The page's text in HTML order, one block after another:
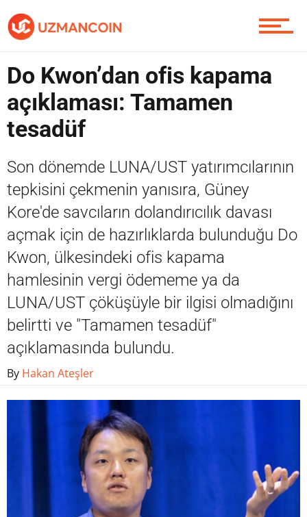
Soru Sor
Contact / İletişim
Do Kwon’dan ofis kapama
açıklaması: Tamamen
tesadüf
Son dönemde LUNA/UST yatırımcılarının
tepkisini çekmenin yanısıra, Güney
Kore'de savcıların dolandırıcılık davası
açmak için de hazırlıklarda bulunduğu Do
Kwon, ülkesindeki ofis kapama
hamlesinin vergi ödememe ya da
LUNA/UST çöküşüyle bir ilgisi olmadığını
belirtti ve "Tamamen tesadüf"
açıklamasında bulundu.
By Hakan Ateşler